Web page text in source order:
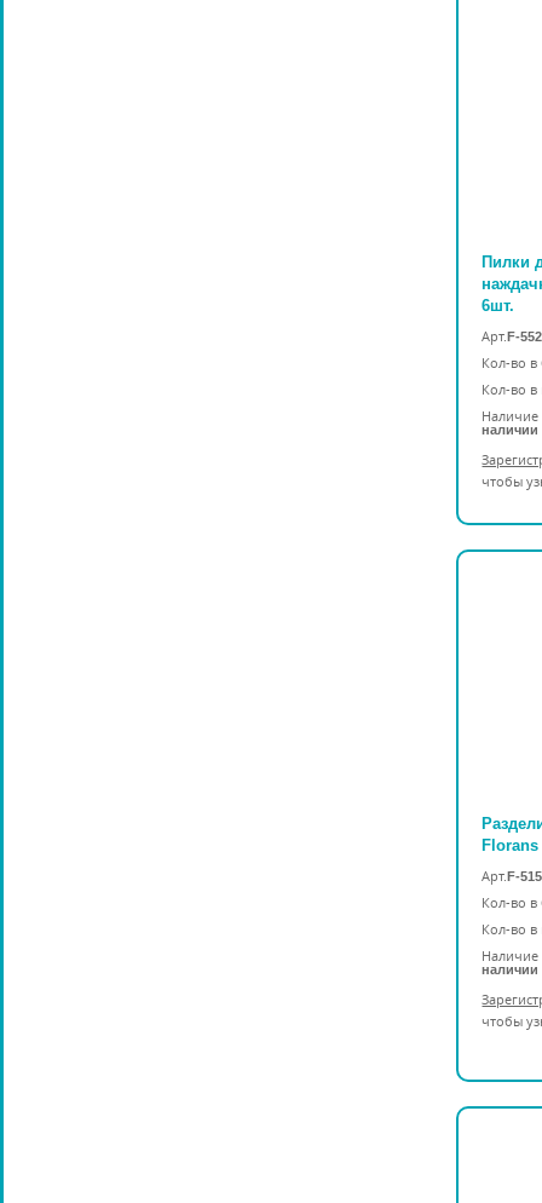
Пилки
6шт.
Арт.F-
Кол-во
Кол-во
Наличие
наличии
чтобы
Florans
Арт.F-
Кол-во
Кол-во
Наличие
наличии
чтобы